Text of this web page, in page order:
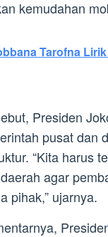
kemudahan
Tarofna
Presiden
pusat dan
“Kita harus
agar
pihak,” ujarnya.